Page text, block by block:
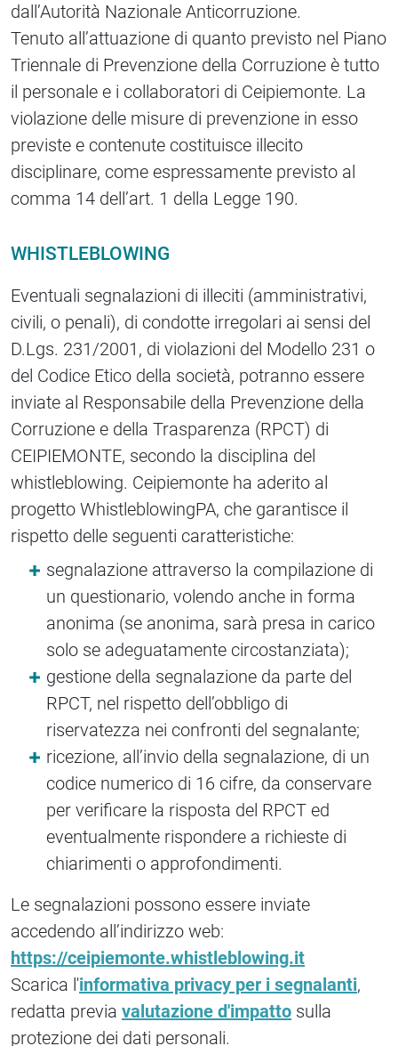
dall’Autorità Nazionale Anticorruzione.
Tenuto all’attuazione di quanto previsto nel Piano
Triennale di Prevenzione della Corruzione è tutto
il personale e i collaboratori di Ceipiemonte. La
violazione delle misure di prevenzione in esso
previste e contenute costituisce illecito
disciplinare, come espressamente previsto al
comma 14 dell’art. 1 della Legge 190.
WHISTLEBLOWING
Eventuali segnalazioni di illeciti (amministrativi,
civili, o penali), di condotte irregolari ai sensi del
D.Lgs. 231/2001, di violazioni del Modello 231 o
del Codice Etico della società, potranno essere
inviate al Responsabile della Prevenzione della
Corruzione e della Trasparenza (RPCT) di
CEIPIEMONTE, secondo la disciplina del
whistleblowing. Ceipiemonte ha aderito al
progetto WhistleblowingPA, che garantisce il
rispetto delle seguenti caratteristiche:
segnalazione attraverso la compilazione di
un questionario, volendo anche in forma
anonima (se anonima, sarà presa in carico
solo se adeguatamente circostanziata);
gestione della segnalazione da parte del
RPCT, nel rispetto dell’obbligo di
riservatezza nei confronti del segnalante;
ricezione, all’invio della segnalazione, di un
codice numerico di 16 cifre, da conservare
per verificare la risposta del RPCT ed
eventualmente rispondere a richieste di
chiarimenti o approfondimenti.
Le segnalazioni possono essere inviate
accedendo all’indirizzo web:
https://ceipiemonte.whistleblowing.it
Scarica l'informativa privacy per i segnalanti,
redatta previa valutazione d'impatto sulla
protezione dei dati personali.